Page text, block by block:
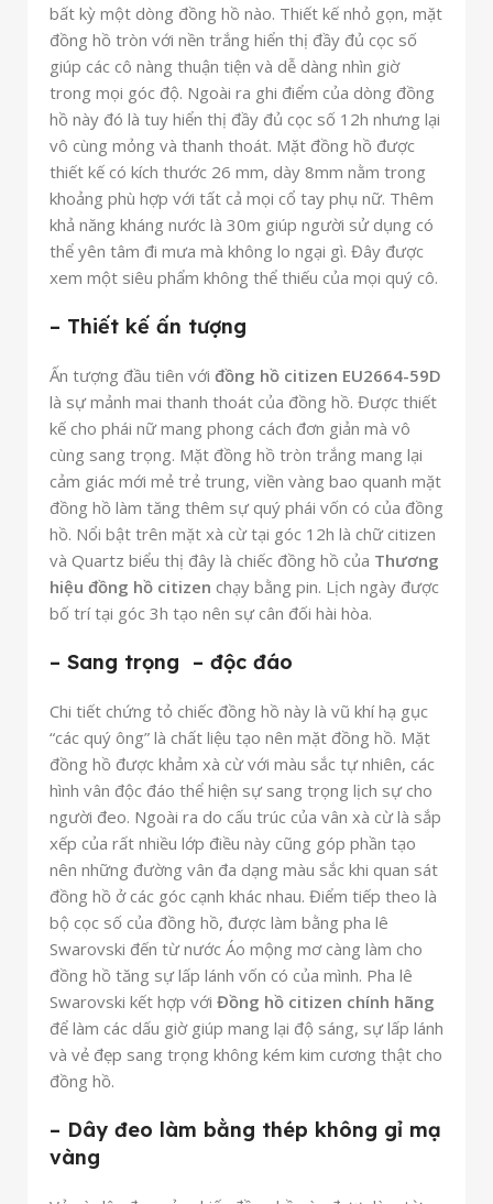
bất kỳ một dòng đồng hồ nào. Thiết kế nhỏ gọn, mặt
đồng hồ tròn với nền trắng hiển thị đầy đủ cọc số
giúp các cô nàng thuận tiện và dễ dàng nhìn giờ
trong mọi góc độ. Ngoài ra ghi điểm của dòng đồng
hồ này đó là tuy hiển thị đầy đủ cọc số 12h nhưng lại
vô cùng mỏng và thanh thoát. Mặt đồng hồ được
thiết kế có kích thước 26 mm, dày 8mm nằm trong
khoảng phù hợp với tất cả mọi cổ tay phụ nữ. Thêm
khả năng kháng nước là 30m giúp người sử dụng có
thể yên tâm đi mưa mà không lo ngại gì. Đây được
xem một siêu phẩm không thể thiếu của mọi quý cô.
– Thiết kế ấn tượng
Ấn tượng đầu tiên với đồng hồ citizen EU2664-59D
là sự mảnh mai thanh thoát của đồng hồ. Được thiết
kế cho phái nữ mang phong cách đơn giản mà vô
cùng sang trọng. Mặt đồng hồ tròn trắng mang lại
cảm giác mới mẻ trẻ trung, viền vàng bao quanh mặt
đồng hồ làm tăng thêm sự quý phái vốn có của đồng
hồ. Nổi bật trên mặt xà cừ tại góc 12h là chữ citizen
và Quartz biểu thị đây là chiếc đồng hồ của Thương
hiệu đồng hồ citizen chạy bằng pin. Lịch ngày được
bố trí tại góc 3h tạo nên sự cân đối hài hòa.
– Sang trọng – độc đáo
Chi tiết chứng tỏ chiếc đồng hồ này là vũ khí hạ gục
“các quý ông” là chất liệu tạo nên mặt đồng hồ. Mặt
đồng hồ được khảm xà cừ với màu sắc tự nhiên, các
hình vân độc đáo thể hiện sự sang trọng lịch sự cho
người đeo. Ngoài ra do cấu trúc của vân xà cừ là sắp
xếp của rất nhiều lớp điều này cũng góp phần tạo
nên những đường vân đa dạng màu sắc khi quan sát
đồng hồ ở các góc cạnh khác nhau. Điểm tiếp theo là
bộ cọc số của đồng hồ, được làm bằng pha lê
Swarovski đến từ nước Áo mộng mơ càng làm cho
đồng hồ tăng sự lấp lánh vốn có của mình. Pha lê
Swarovski kết hợp với Đồng hồ citizen chính hãng
để làm các dấu giờ giúp mang lại độ sáng, sự lấp lánh
và vẻ đẹp sang trọng không kém kim cương thật cho
đồng hồ.
– Dây đeo làm bằng thép không gỉ mạ
vàng